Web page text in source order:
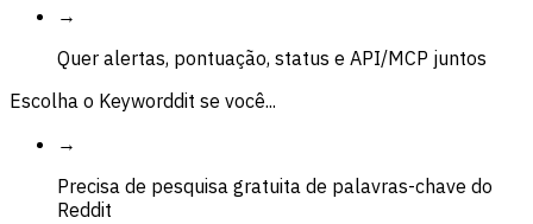
→
Quer alertas, pontuação, status e API/MCP juntos
Escolha o Keyworddit se você...
→
Precisa de pesquisa gratuita de palavras-chave do
Reddit